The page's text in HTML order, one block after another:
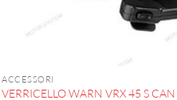
ACCESSORI
VERRICELLO WARN VRX 45 S CAN